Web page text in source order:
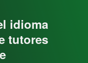
idioma
tutores